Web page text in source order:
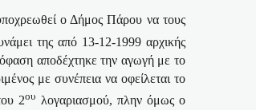
ο Δήμος Πάρου να τους
της από 13-12-1999 αρχικής
αποδέχτηκε την αγωγή με το
με συνέπεια να οφείλεται το
2ου λογαριασμού, πλην όμως ο